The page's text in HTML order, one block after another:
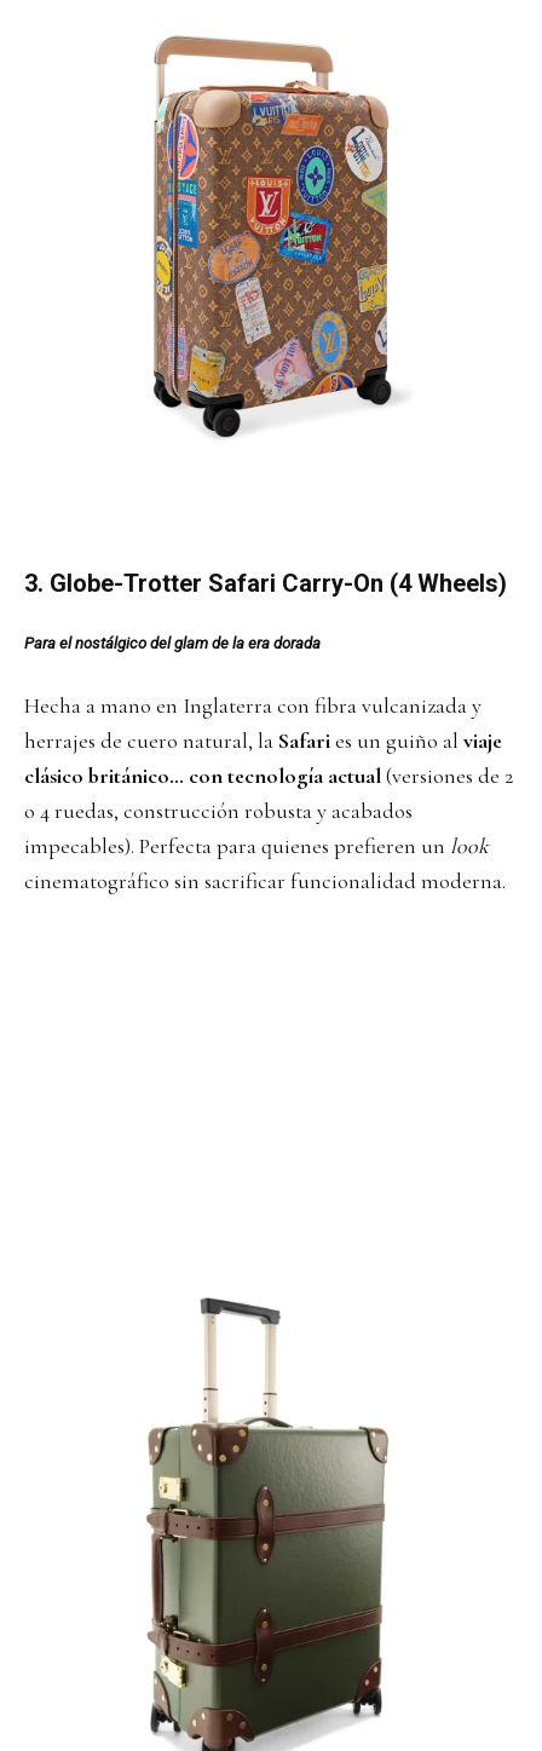
3. Globe-Trotter Safari Carry-On (4 Wheels)
Para el nostálgico del glam de la era dorada
Hecha a mano en Inglaterra con fibra vulcanizada y
herrajes de cuero natural, la Safaries un guiño al viaje
clásico británico… con tecnología actual(versiones de 2
o 4 ruedas, construcción robusta y acabados
impecables). Perfecta para quienes prefieren un look
cinematográfico sin sacrificar funcionalidad moderna.